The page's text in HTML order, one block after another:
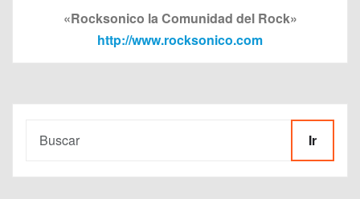
«Rocksonico la Comunidad del Rock»
http://www.rocksonico.com
Ir